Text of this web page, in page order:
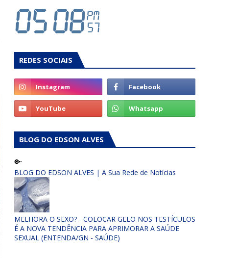
REDES SOCIAIS
BLOG DO EDSON ALVES
BLOG DO EDSON ALVES | A Sua Rede de Notícias
MELHORA O SEXO? - COLOCAR GELO NOS TESTÍCULOS
É A NOVA TENDÊNCIA PARA APRIMORAR A SAÚDE
SEXUAL (ENTENDA/GN - SAÚDE)